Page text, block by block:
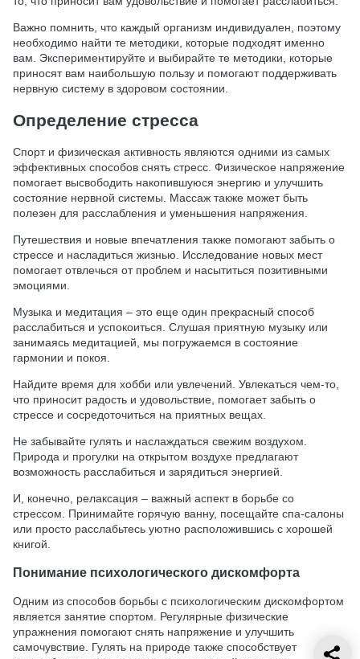
Важно помнить, что каждый организм индивидуален, поэтому
необходимо найти те методики, которые подходят именно
вам. Экспериментируйте и выбирайте те методики, которые
приносят вам наибольшую пользу и помогают поддерживать
нервную систему в здоровом состоянии.
Определение стресса
Спорт и физическая активность являются одними из самых
эффективных способов снять стресс. Физическое напряжение
помогает высвободить накопившуюся энергию и улучшить
состояние нервной системы. Массаж также может быть
полезен для расслабления и уменьшения напряжения.
Путешествия и новые впечатления также помогают забыть о
стрессе и насладиться жизнью. Исследование новых мест
помогает отвлечься от проблем и насытиться позитивными
эмоциями.
Музыка и медитация – это еще один прекрасный способ
расслабиться и успокоиться. Слушая приятную музыку или
занимаясь медитацией, мы погружаемся в состояние
гармонии и покоя.
Найдите время для хобби или увлечений. Увлекаться чем-то,
что приносит радость и удовольствие, помогает забыть о
стрессе и сосредоточиться на приятных вещах.
Не забывайте гулять и наслаждаться свежим воздухом.
Природа и прогулки на открытом воздухе предлагают
возможность расслабиться и зарядиться энергией.
И, конечно, релаксация – важный аспект в борьбе со
стрессом. Принимайте горячую ванну, посещайте спа-салоны
или просто расслабьтесь уютно расположившись с хорошей
книгой.
Понимание психологического дискомфорта
Одним из способов борьбы с психологическим дискомфортом
является занятие спортом. Регулярные физические
упражнения помогают снять напряжение и улучшить
самочувствие. Гулять на природе также способствует